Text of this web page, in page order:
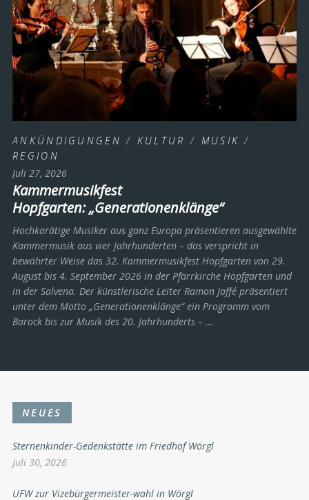
ANKÜNDIGUNGEN / KULTUR / MUSIK /
REGION
Juli 27, 2026
Kammermusikfest
Hopfgarten: „Generationenklänge“
Hochkarätige Musiker aus ganz Europa präsentieren ausgewählte
Kammermusik aus vier Jahrhunderten – das verspricht in
bewährter Weise das 32. Kammermusikfest Hopfgarten von 29.
August bis 4. September 2026 in der Pfarrkirche Hopfgarten und
in der Salvena. Der künstlerische Leiter Ramon Jaffé präsentiert
unter dem Motto „Generationenklänge“ ein Programm vom
Barock bis zur Musik des 20. Jahrhunderts ­– …
NEUES
Sternenkinder-Gedenkstätte im Friedhof Wörgl
Juli 30, 2026
UFW zur Vizebürgermeister-wahl in Wörgl